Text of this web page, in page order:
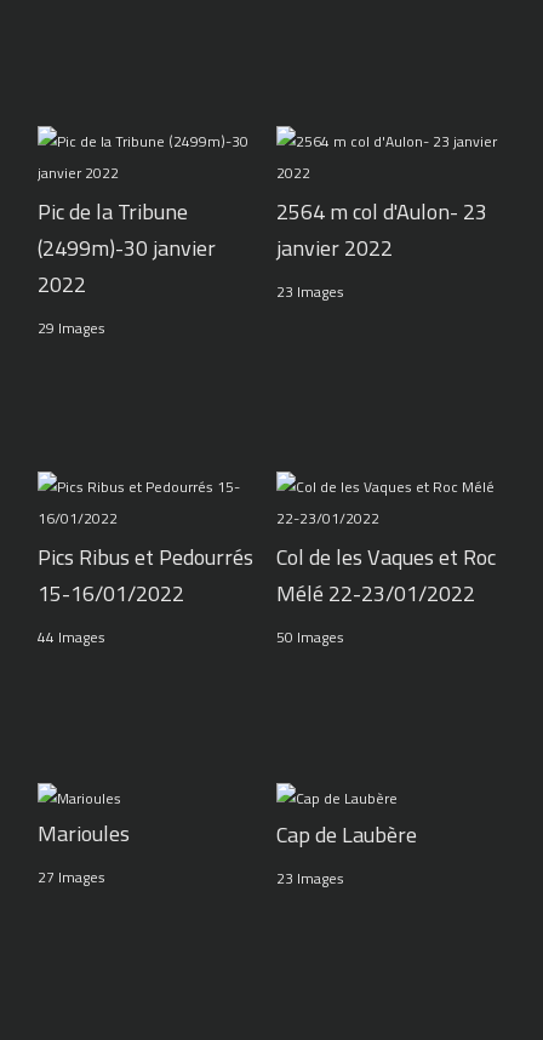
Pic de la Tribune
(2499m)-30 janvier
2022
29 Images
2564 m col d'Aulon- 23
janvier 2022
23 Images
Pics Ribus et Pedourrés
15-16/01/2022
44 Images
Col de les Vaques et Roc
Mélé 22-23/01/2022
50 Images
Marioules
27 Images
Cap de Laubère
23 Images